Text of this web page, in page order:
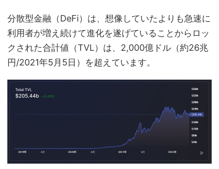
分散型金融（DeFi）は、想像していたよりも急速に
利用者が増え続けて進化を遂げていることからロッ
クされた合計値（TVL）は、2,000億ドル（約26兆
円/2021年5月5日）を超えています。